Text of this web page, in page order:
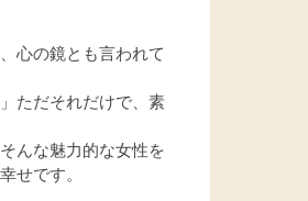
心の鏡とも言われて
ただそれだけで、素
んな魅力的な女性を
せです。